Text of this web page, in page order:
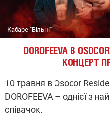
Кабаре "Вільні"
DOROFEEVA В
КОНЦЕРТ
10 травня в Osocor
DOROFEEVA – однієї з
співачок.